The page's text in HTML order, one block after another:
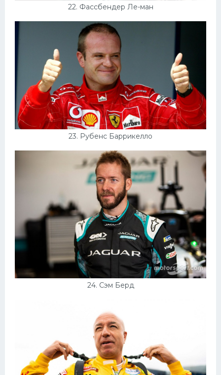
22. Фассбендер Ле-ман
23. Рубенс Баррикелло
24. Сэм Берд